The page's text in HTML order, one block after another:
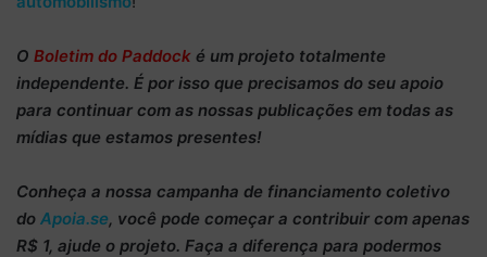
O Boletim do Paddock é um projeto totalmente
independente. É por isso que precisamos do seu apoio
para continuar com as nossas publicações em todas as
mídias que estamos presentes!
Conheça a nossa campanha de financiamento coletivo
do Apoia.se, você pode começar a contribuir com apenas
R$ 1, ajude o projeto. Faça a diferença para podermos